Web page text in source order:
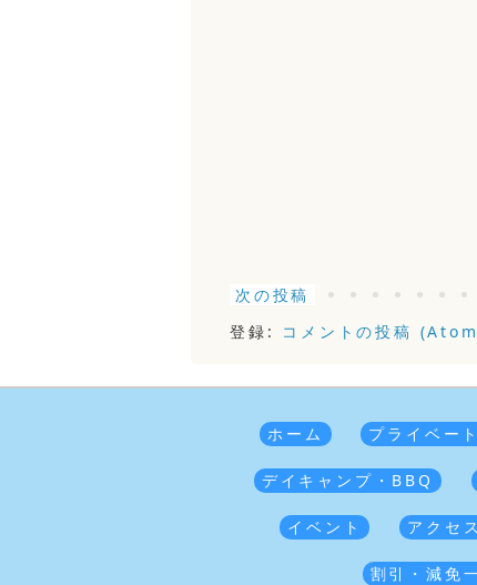
次の投稿
登録: コメントの投稿
ホーム プライベー
デイキャンプ・BBQ
イベント アクセス
割引・減免